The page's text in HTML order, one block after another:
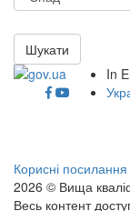
Шукати
In
Корисні посилання
2026 © Вища
Весь контент